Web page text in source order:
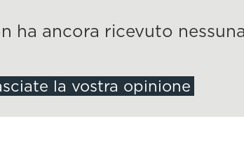
ha ancora ricevuto
la vostra opinione